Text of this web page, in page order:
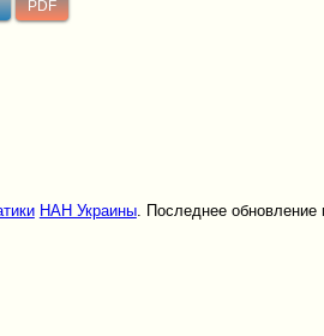
PDF
НАН Украины. Последнее обновление